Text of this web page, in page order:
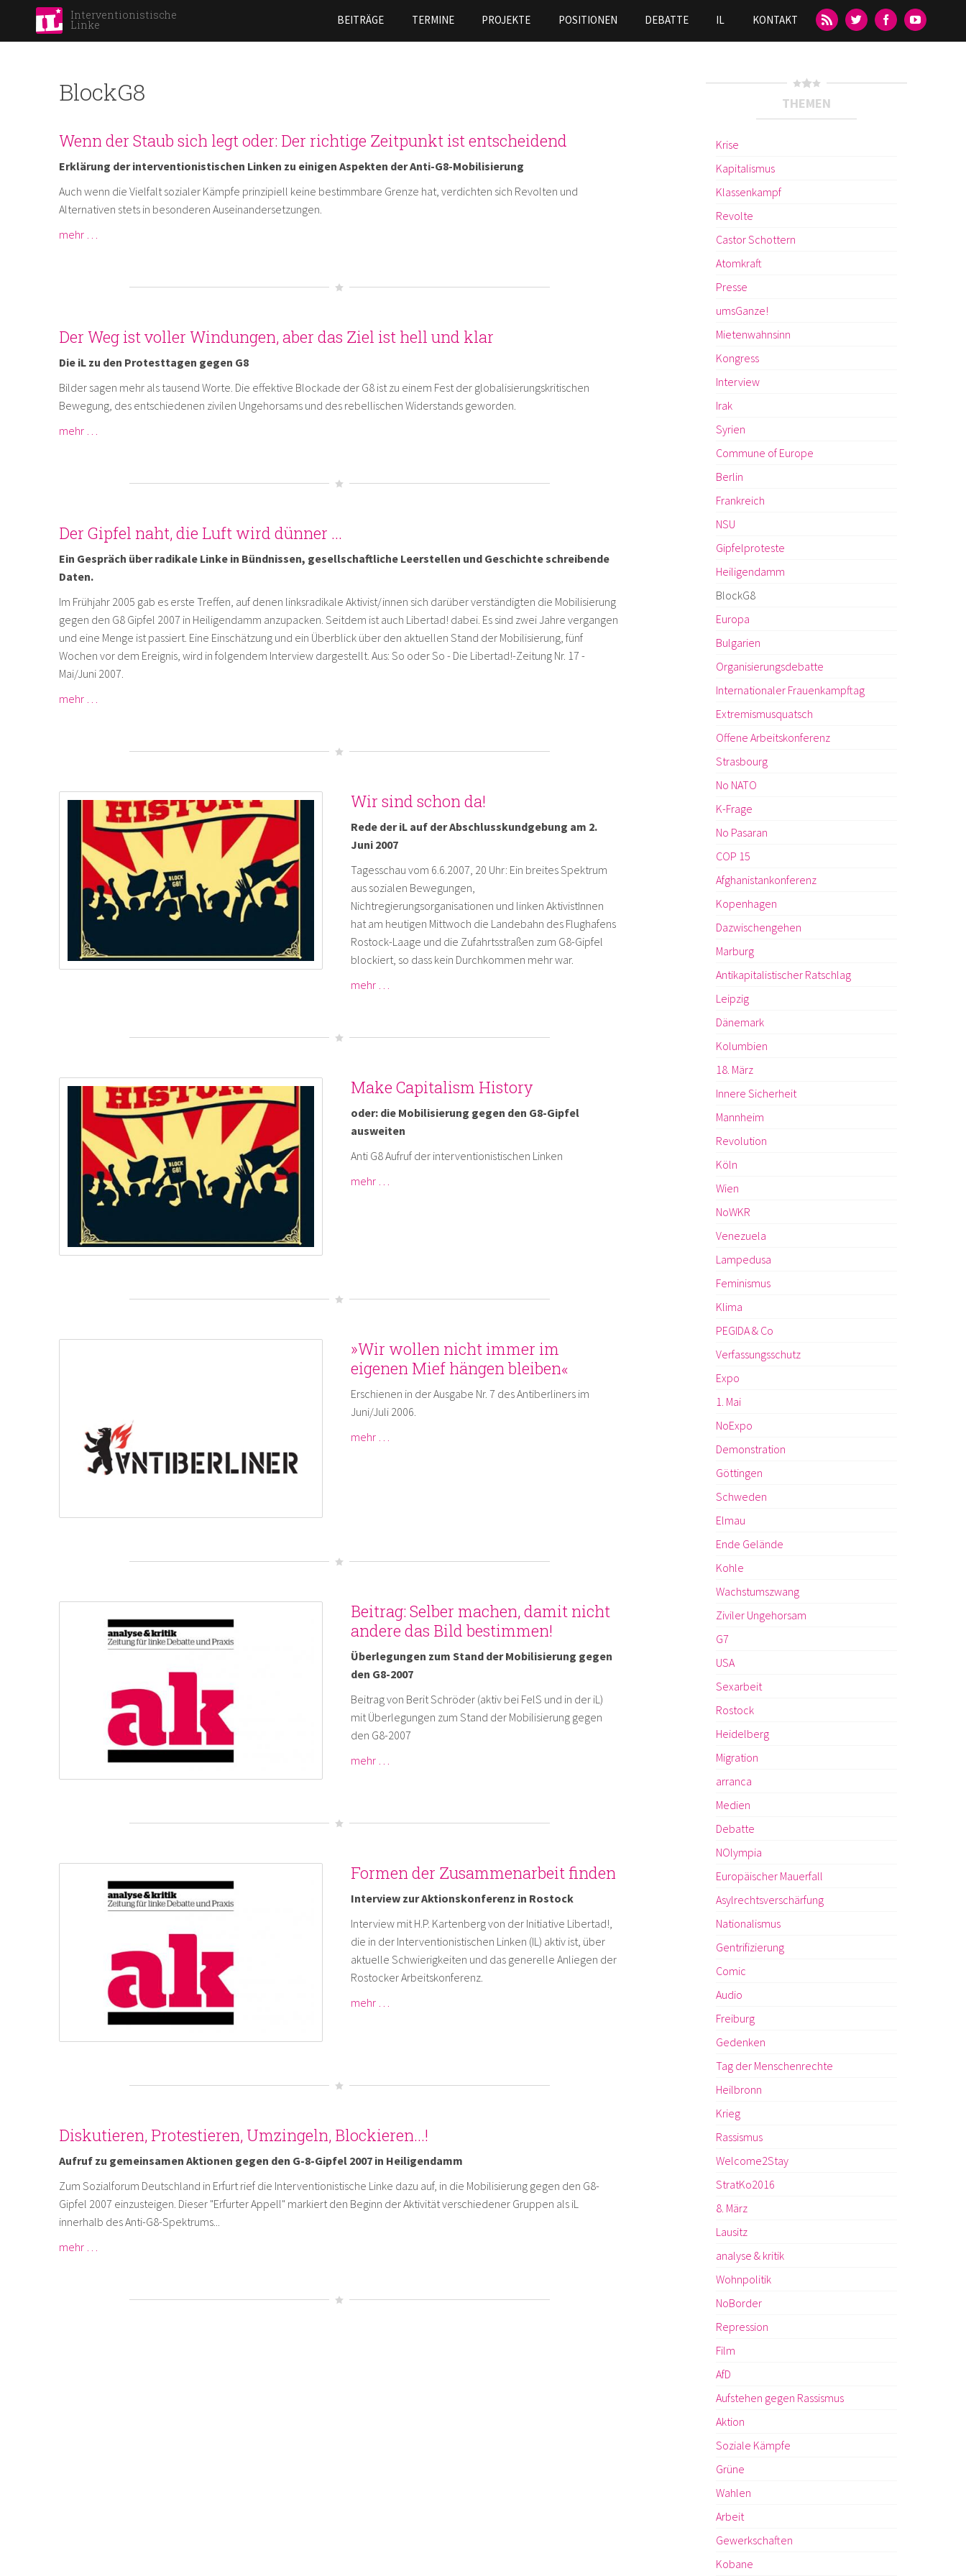
main
content
Interventionistische
Linke BEITRÄGE TERMINE PROJEKTE POSITIONEN DEBATTE IL KONTAKT
BlockG8
Wenn der Staub sich legt oder: Der richtige Zeitpunkt ist entscheidend
Erklärung der interventionistischen Linken zu einigen Aspekten der Anti-G8-Mobilisierung
Auch wenn die Vielfalt sozialer Kämpfe prinzipiell keine bestimmbare Grenze hat, verdichten sich Revolten und
Alternativen stets in besonderen Auseinandersetzungen.
mehr …
Der Weg ist voller Windungen, aber das Ziel ist hell und klar
Die iL zu den Protesttagen gegen G8
Bilder sagen mehr als tausend Worte. Die effektive Blockade der G8 ist zu einem Fest der globalisierungskritischen
Bewegung, des entschiedenen zivilen Ungehorsams und des rebellischen Widerstands geworden.
mehr …
Der Gipfel naht, die Luft wird dünner ...
Ein Gespräch über radikale Linke in Bündnissen, gesellschaftliche Leerstellen und Geschichte schreibende
Daten.
Im Frühjahr 2005 gab es erste Treffen, auf denen linksradikale Aktivist/innen sich darüber verständigten die Mobilisierung
gegen den G8 Gipfel 2007 in Heiligendamm anzupacken. Seitdem ist auch Libertad! dabei. Es sind zwei Jahre vergangen
und eine Menge ist passiert. Eine Einschätzung und ein Überblick über den aktuellen Stand der Mobilisierung, fünf
Wochen vor dem Ereignis, wird in folgendem Interview dargestellt. Aus: So oder So - Die Libertad!-Zeitung Nr. 17 -
Mai/Juni 2007.
mehr …
Wir sind schon da!
Rede der iL auf der Abschlusskundgebung am 2.
Juni 2007
Tagesschau vom 6.6.2007, 20 Uhr: Ein breites Spektrum
aus sozialen Bewegungen,
Nichtregierungsorganisationen und linken AktivistInnen
hat am heutigen Mittwoch die Landebahn des Flughafens
Rostock-Laage und die Zufahrtsstraßen zum G8-Gipfel
blockiert, so dass kein Durchkommen mehr war.
mehr …
Make Capitalism History
oder: die Mobilisierung gegen den G8-Gipfel
ausweiten
Anti G8 Aufruf der interventionistischen Linken
mehr …
»Wir wollen nicht immer im
eigenen Mief hängen bleiben«
Erschienen in der Ausgabe Nr. 7 des Antiberliners im
Juni/Juli 2006.
mehr …
Beitrag: Selber machen, damit nicht
andere das Bild bestimmen!
Überlegungen zum Stand der Mobilisierung gegen
den G8-2007
Beitrag von Berit Schröder (aktiv bei FelS und in der iL)
mit Überlegungen zum Stand der Mobilisierung gegen
den G8-2007
mehr …
Formen der Zusammenarbeit finden
Interview zur Aktionskonferenz in Rostock
Interview mit H.P. Kartenberg von der Initiative Libertad!,
die in der Interventionistischen Linken (IL) aktiv ist, über
aktuelle Schwierigkeiten und das generelle Anliegen der
Rostocker Arbeitskonferenz.
mehr …
Diskutieren, Protestieren, Umzingeln, Blockieren...!
Aufruf zu gemeinsamen Aktionen gegen den G-8-Gipfel 2007 in Heiligendamm
Zum Sozialforum Deutschland in Erfurt rief die Interventionistische Linke dazu auf, in die Mobilisierung gegen den G8-
Gipfel 2007 einzusteigen. Dieser "Erfurter Appell" markiert den Beginn der Aktivität verschiedener Gruppen als iL
innerhalb des Anti-G8-Spektrums...
mehr …
THEMEN
Krise
Kapitalismus
Klassenkampf
Revolte
Castor Schottern
Atomkraft
Presse
umsGanze!
Mietenwahnsinn
Kongress
Interview
Irak
Syrien
Commune of Europe
Berlin
Frankreich
NSU
Gipfelproteste
Heiligendamm
BlockG8
Europa
Bulgarien
Organisierungsdebatte
Internationaler Frauenkampftag
Extremismusquatsch
Offene Arbeitskonferenz
Strasbourg
No NATO
K-Frage
No Pasaran
COP 15
Afghanistankonferenz
Kopenhagen
Dazwischengehen
Marburg
Antikapitalistischer Ratschlag
Leipzig
Dänemark
Kolumbien
18. März
Innere Sicherheit
Mannheim
Revolution
Köln
Wien
NoWKR
Venezuela
Lampedusa
Feminismus
Klima
PEGIDA & Co
Verfassungsschutz
Expo
1. Mai
NoExpo
Demonstration
Göttingen
Schweden
Elmau
Ende Gelände
Kohle
Wachstumszwang
Ziviler Ungehorsam
G7
USA
Sexarbeit
Rostock
Heidelberg
Migration
arranca
Medien
Debatte
NOlympia
Europäischer Mauerfall
Asylrechtsverschärfung
Nationalismus
Gentrifizierung
Comic
Audio
Freiburg
Gedenken
Tag der Menschenrechte
Heilbronn
Krieg
Rassismus
Welcome2Stay
StratKo2016
8. März
Lausitz
analyse & kritik
Wohnpolitik
NoBorder
Repression
Film
AfD
Aufstehen gegen Rassismus
Aktion
Soziale Kämpfe
Grüne
Wahlen
Arbeit
Gewerkschaften
Kobane